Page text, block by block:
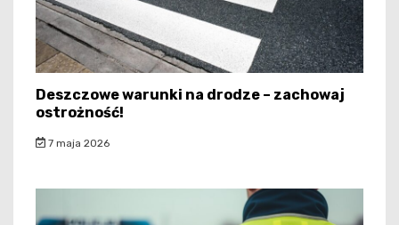
Deszczowe warunki na drodze – zachowaj
ostrożność!
7 maja 2026